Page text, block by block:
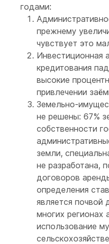
годами:
прежнему
чувствует это
Инвестиционная
кредитования
высокие
привлечении
Земельно-
не решены: 67%
собственности
земли,
не разработана,
договоров
определения
является почвой
многих регионах
использование